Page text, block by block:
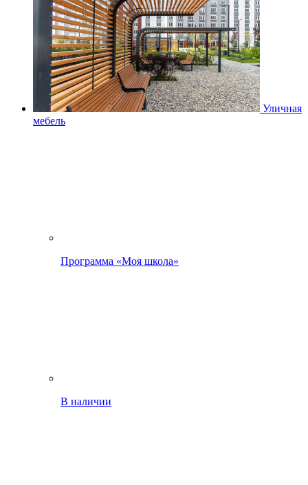
Уличная
мебель
Программа «Моя школа»
В наличии